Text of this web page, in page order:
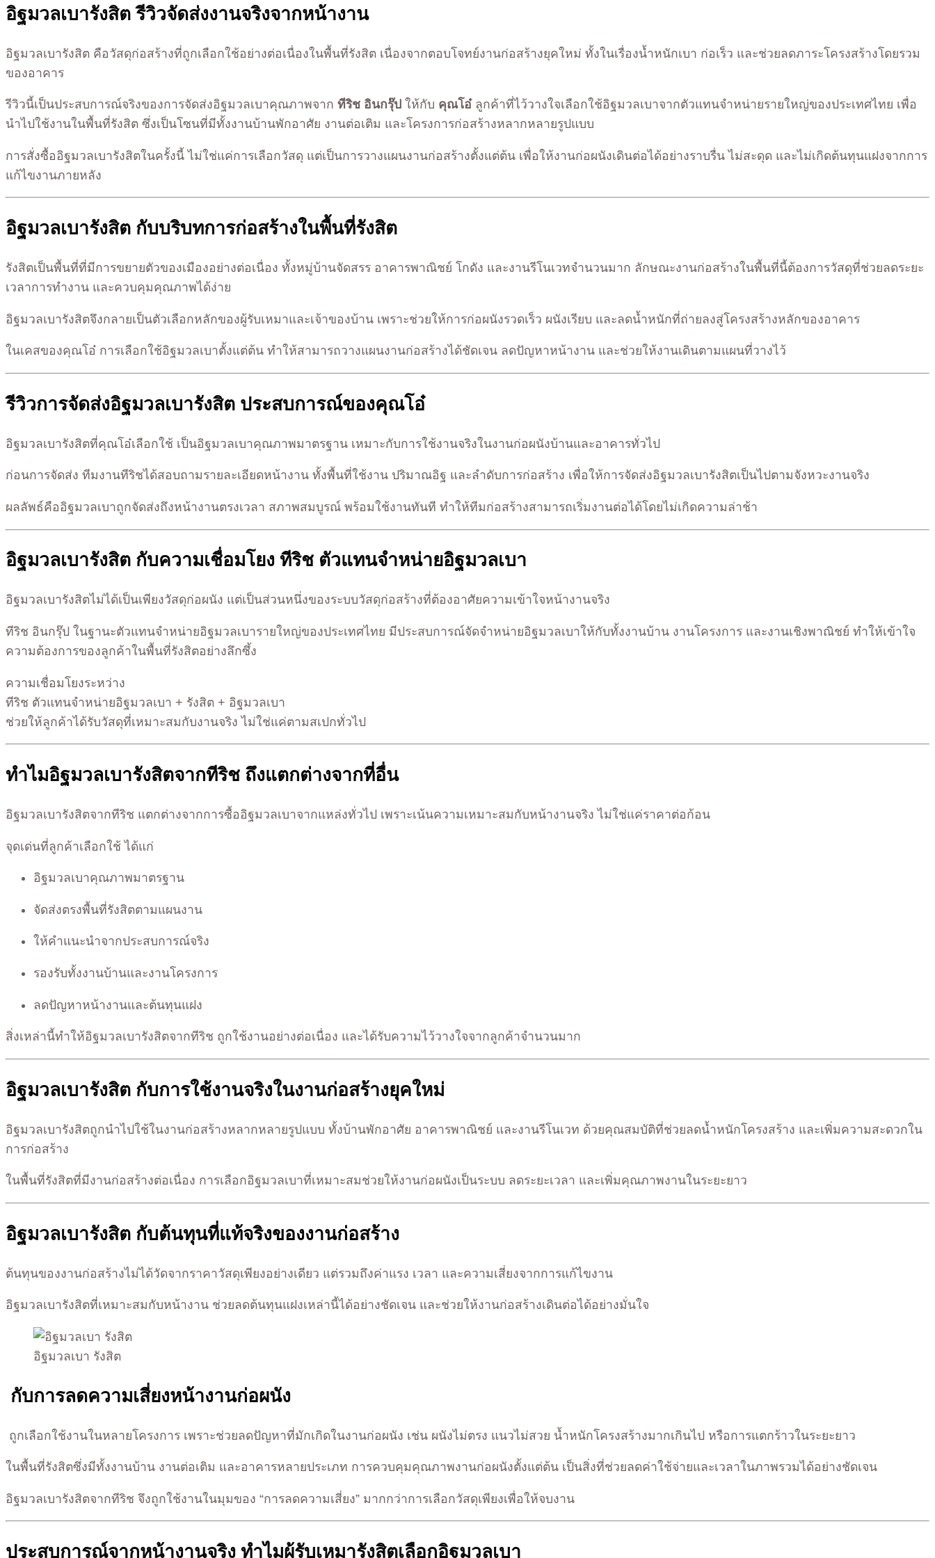
อิฐมวลเบารังสิต รีวิวจัดส่งงานจริงจากหน้างาน
อิฐมวลเบารังสิต คือวัสดุก่อสร้างที่ถูกเลือกใช้อย่างต่อเนื่องในพื้นที่รังสิต เนื่องจากตอบโจทย์งานก่อสร้างยุคใหม่ ทั้งในเรื่องน้ำหนักเบา ก่อเร็ว และช่วยลดภาระโครงสร้างโดยรวม
ของอาคาร
รีวิวนี้เป็นประสบการณ์จริงของการจัดส่งอิฐมวลเบาคุณภาพจาก ทีริช อินกรุ๊ป ให้กับ คุณโอ๋ลูกค้าที่ไว้วางใจเลือกใช้อิฐมวลเบาจากตัวแทนจำหน่ายรายใหญ่ของประเทศไทย เพื่อ
นำไปใช้งานในพื้นที่รังสิต ซึ่งเป็นโซนที่มีทั้งงานบ้านพักอาศัย งานต่อเติม และโครงการก่อสร้างหลากหลายรูปแบบ
การสั่งซื้ออิฐมวลเบารังสิตในครั้งนี้ ไม่ใช่แค่การเลือกวัสดุ แต่เป็นการวางแผนงานก่อสร้างตั้งแต่ต้น เพื่อให้งานก่อผนังเดินต่อได้อย่างราบรื่น ไม่สะดุด และไม่เกิดต้นทุนแฝงจากการ
แก้ไขงานภายหลัง
อิฐมวลเบารังสิต กับบริบทการก่อสร้างในพื้นที่รังสิต
รังสิตเป็นพื้นที่ที่มีการขยายตัวของเมืองอย่างต่อเนื่อง ทั้งหมู่บ้านจัดสรร อาคารพาณิชย์ โกดัง และงานรีโนเวทจำนวนมาก ลักษณะงานก่อสร้างในพื้นที่นี้ต้องการวัสดุที่ช่วยลดระยะ
เวลาการทำงาน และควบคุมคุณภาพได้ง่าย
อิฐมวลเบารังสิตจึงกลายเป็นตัวเลือกหลักของผู้รับเหมาและเจ้าของบ้าน เพราะช่วยให้การก่อผนังรวดเร็ว ผนังเรียบ และลดน้ำหนักที่ถ่ายลงสู่โครงสร้างหลักของอาคาร
ในเคสของคุณโอ๋ การเลือกใช้อิฐมวลเบาตั้งแต่ต้น ทำให้สามารถวางแผนงานก่อสร้างได้ชัดเจน ลดปัญหาหน้างาน และช่วยให้งานเดินตามแผนที่วางไว้
รีวิวการจัดส่งอิฐมวลเบารังสิต ประสบการณ์ของคุณโอ๋
อิฐมวลเบารังสิตที่คุณโอ๋เลือกใช้ เป็นอิฐมวลเบาคุณภาพมาตรฐาน เหมาะกับการใช้งานจริงในงานก่อผนังบ้านและอาคารทั่วไป
ก่อนการจัดส่ง ทีมงานทีริชได้สอบถามรายละเอียดหน้างาน ทั้งพื้นที่ใช้งาน ปริมาณอิฐ และลำดับการก่อสร้าง เพื่อให้การจัดส่งอิฐมวลเบารังสิตเป็นไปตามจังหวะงานจริง
ผลลัพธ์คืออิฐมวลเบาถูกจัดส่งถึงหน้างานตรงเวลา สภาพสมบูรณ์ พร้อมใช้งานทันที ทำให้ทีมก่อสร้างสามารถเริ่มงานต่อได้โดยไม่เกิดความล่าช้า
อิฐมวลเบารังสิต กับความเชื่อมโยง ทีริช ตัวแทนจำหน่ายอิฐมวลเบา
อิฐมวลเบารังสิตไม่ได้เป็นเพียงวัสดุก่อผนัง แต่เป็นส่วนหนึ่งของระบบวัสดุก่อสร้างที่ต้องอาศัยความเข้าใจหน้างานจริง
ทีริช อินกรุ๊ป ในฐานะตัวแทนจำหน่ายอิฐมวลเบารายใหญ่ของประเทศไทย มีประสบการณ์จัดจำหน่ายอิฐมวลเบาให้กับทั้งงานบ้าน งานโครงการ และงานเชิงพาณิชย์ ทำให้เข้าใจ
ความต้องการของลูกค้าในพื้นที่รังสิตอย่างลึกซึ้ง
ความเชื่อมโยงระหว่าง
ทีริช ตัวแทนจำหน่ายอิฐมวลเบา + รังสิต + อิฐมวลเบา
ช่วยให้ลูกค้าได้รับวัสดุที่เหมาะสมกับงานจริง ไม่ใช่แค่ตามสเปกทั่วไป
ทำไมอิฐมวลเบารังสิตจากทีริช ถึงแตกต่างจากที่อื่น
อิฐมวลเบารังสิตจากทีริช แตกต่างจากการซื้ออิฐมวลเบาจากแหล่งทั่วไป เพราะเน้นความเหมาะสมกับหน้างานจริง ไม่ใช่แค่ราคาต่อก้อน
จุดเด่นที่ลูกค้าเลือกใช้ ได้แก่
อิฐมวลเบาคุณภาพมาตรฐาน
จัดส่งตรงพื้นที่รังสิตตามแผนงาน
ให้คำแนะนำจากประสบการณ์จริง
รองรับทั้งงานบ้านและงานโครงการ
ลดปัญหาหน้างานและต้นทุนแฝง
สิ่งเหล่านี้ทำให้อิฐมวลเบารังสิตจากทีริช ถูกใช้งานอย่างต่อเนื่อง และได้รับความไว้วางใจจากลูกค้าจำนวนมาก
อิฐมวลเบารังสิต กับการใช้งานจริงในงานก่อสร้างยุคใหม่
อิฐมวลเบารังสิตถูกนำไปใช้ในงานก่อสร้างหลากหลายรูปแบบ ทั้งบ้านพักอาศัย อาคารพาณิชย์ และงานรีโนเวท ด้วยคุณสมบัติที่ช่วยลดน้ำหนักโครงสร้าง และเพิ่มความสะดวกใน
การก่อสร้าง
ในพื้นที่รังสิตที่มีงานก่อสร้างต่อเนื่อง การเลือกอิฐมวลเบาที่เหมาะสมช่วยให้งานก่อผนังเป็นระบบ ลดระยะเวลา และเพิ่มคุณภาพงานในระยะยาว
อิฐมวลเบารังสิต กับต้นทุนที่แท้จริงของงานก่อสร้าง
ต้นทุนของงานก่อสร้างไม่ได้วัดจากราคาวัสดุเพียงอย่างเดียว แต่รวมถึงค่าแรง เวลา และความเสี่ยงจากการแก้ไขงาน
อิฐมวลเบารังสิตที่เหมาะสมกับหน้างาน ช่วยลดต้นทุนแฝงเหล่านี้ได้อย่างชัดเจน และช่วยให้งานก่อสร้างเดินต่อได้อย่างมั่นใจ
อิฐมวลเบา รังสิต
กับการลดความเสี่ยงหน้างานก่อผนัง
ถูกเลือกใช้งานในหลายโครงการ เพราะช่วยลดปัญหาที่มักเกิดในงานก่อผนัง เช่น ผนังไม่ตรง แนวไม่สวย น้ำหนักโครงสร้างมากเกินไป หรือการแตกร้าวในระยะยาว
ในพื้นที่รังสิตซึ่งมีทั้งงานบ้าน งานต่อเติม และอาคารหลายประเภท การควบคุมคุณภาพงานก่อผนังตั้งแต่ต้น เป็นสิ่งที่ช่วยลดค่าใช้จ่ายและเวลาในภาพรวมได้อย่างชัดเจน
อิฐมวลเบารังสิตจากทีริช จึงถูกใช้งานในมุมของ “การลดความเสี่ยง” มากกว่าการเลือกวัสดุเพียงเพื่อให้จบงาน
ประสบการณ์จากหน้างานจริง ทำไมผู้รับเหมารังสิตเลือกอิฐมวลเบา